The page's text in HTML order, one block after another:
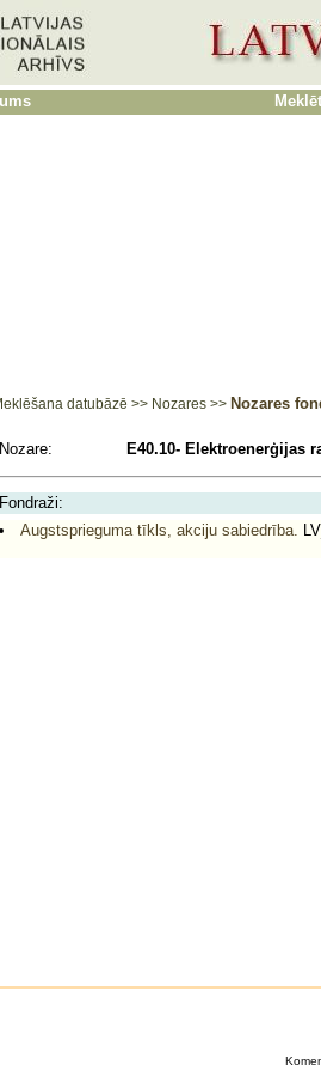
datubāzē >> Nozares >> Nozares
Nozare: E40.10- Elektroenerģijas
Fondraži:
Augstsprieguma tīkls, akciju sabiedrība.